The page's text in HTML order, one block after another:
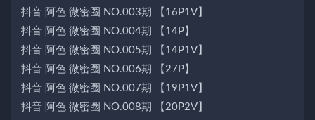
抖音 阿色 微密圈 NO.003期 【16P1V】
抖音 阿色 微密圈 NO.004期 【14P】
抖音 阿色 微密圈 NO.005期 【14P1V】
抖音 阿色 微密圈 NO.006期 【27P】
抖音 阿色 微密圈 NO.007期 【19P1V】
抖音 阿色 微密圈 NO.008期 【20P2V】